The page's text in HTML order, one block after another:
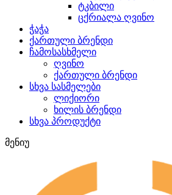
ტკბილი
ცქრიალა ღვინო
ჭაჭა
ქართული ბრენდი
ჩამოსასხმელი
ღვინო
ქართული ბრენდი
სხვა სასმელები
ლიქიორი
ხილის ბრენდი
სხვა პროდუქტი
მენიუ